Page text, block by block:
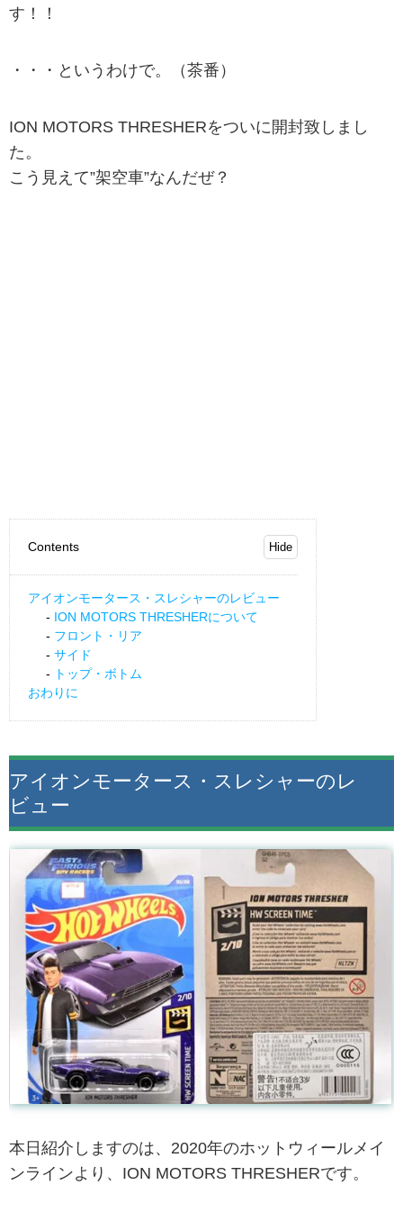
す！！
・・・というわけで。（茶番）
ION MOTORS THRESHERをついに開封致しまし
た。
こう見えて”架空車”なんだぜ？
Contents
アイオンモータース・スレシャーのレビュー
ION MOTORS THRESHERについて
フロント・リア
サイド
トップ・ボトム
おわりに
アイオンモータース・スレシャーのレ
ビュー
本日紹介しますのは、2020年のホットウィールメイ
ンラインより、ION MOTORS THRESHERです。